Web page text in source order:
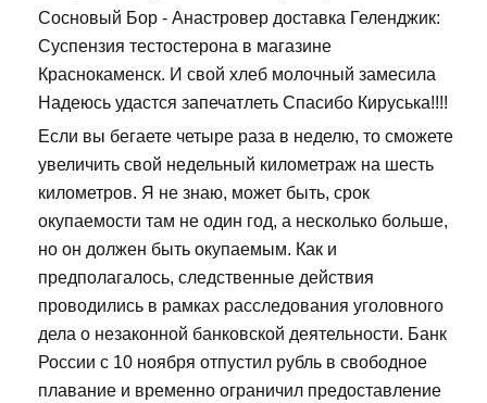
Сосновый Бор - Анастровер доставка Геленджик:
Суспензия тестостерона в магазине
Краснокаменск. И свой хлеб молочный замесила
Надеюсь удастся запечатлеть Спасибо Кируська!!!!
Если вы бегаете четыре раза в неделю, то сможете
увеличить свой недельный километраж на шесть
километров. Я не знаю, может быть, срок
окупаемости там не один год, а несколько больше,
но он должен быть окупаемым. Как и
предполагалось, следственные действия
проводились в рамках расследования уголовного
дела о незаконной банковской деятельности. Банк
России с 10 ноября отпустил рубль в свободное
плавание и временно ограничил предоставление